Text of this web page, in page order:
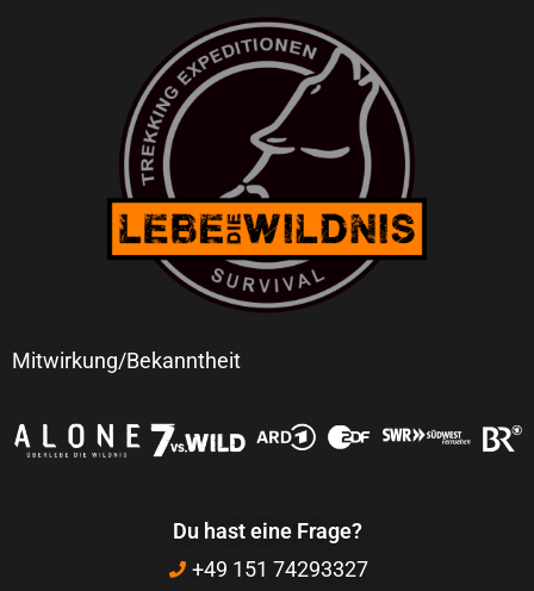
Mitwirkung/Bekanntheit
Du hast eine Frage?
+49 151 74293327